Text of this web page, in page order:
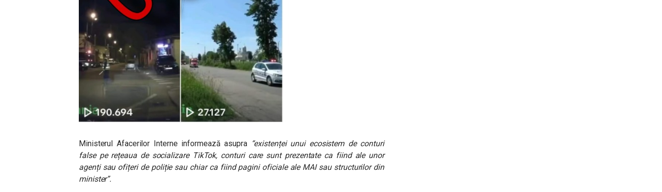
Ministerul Afacerilor Interne informează asupra “existenței unui ecosistem de conturi
false pe rețeaua de socializare TikTok, conturi care sunt prezentate ca fiind ale unor
agenți sau ofițeri de poliție sau chiar ca fiind pagini oficiale ale MAI sau structurilor din
minister”.